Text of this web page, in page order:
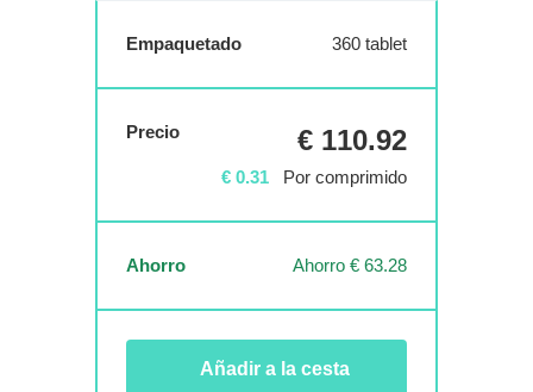
Empaquetado 360 tablet
Precio € 110.92
€ 0.31 Por comprimido
Ahorro Ahorro € 63.28
Añadir a la cesta